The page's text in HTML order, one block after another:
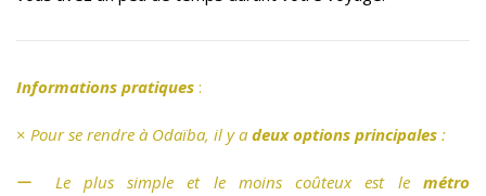
Informations pratiques :
× Pour se rendre à Odaïba, il y a deux options principales :
ー Le plus simple et le moins coûteux est lemétro